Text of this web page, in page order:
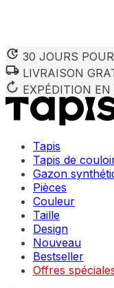
30 JOURS
LIVRAISON
EXPÉDITION
Tapis
Tapis de
Gazon
Pièces
Couleur
Taille
Design
Nouveau
Bestseller
Offres
Nous
Les
Les
comme